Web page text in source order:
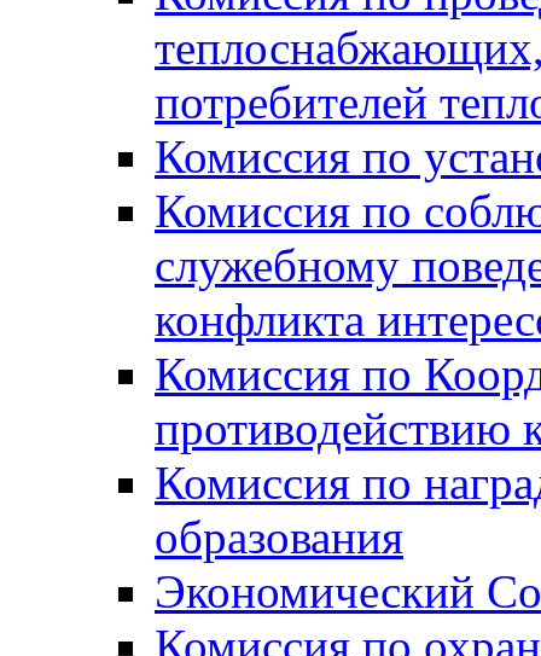
потребителей
Комиссия по
Комиссия по
служебному
конфликта
Комиссия по
противодействию
Комиссия по
образования
Экономический
Комиссия по